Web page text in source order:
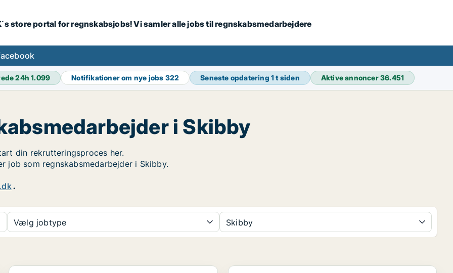
store portal for regnskabsjobs! Vi samler alle jobs til regnskabsmedarbejdere
24h1.099 Notifikationer om nye jobs 322 Seneste opdatering1 t siden Aktive annoncer36.451
i Skibby
din rekrutteringsproces her.
job som regnskabsmedarbejder i Skibby.
.
Vælg jobtype Skibby